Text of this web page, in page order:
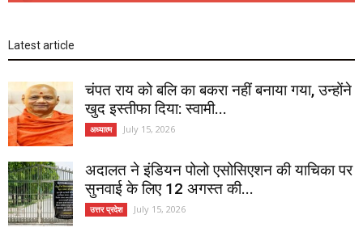
Latest article
चंपत राय को बलि का बकरा नहीं बनाया गया, उन्होंने
खुद इस्तीफा दिया: स्वामी...
अध्यात्म July 15, 2026
अदालत ने इंडियन पोलो एसोसिएशन की याचिका पर
सुनवाई के लिए 12 अगस्त की...
उत्तर प्रदेश July 15, 2026